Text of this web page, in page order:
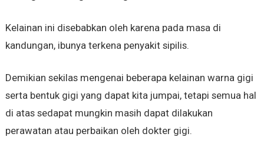
Kelainan ini disebabkan oleh karena pada masa di
kandungan, ibunya terkena penyakit sipilis.
Demikian sekilas mengenai beberapa kelainan warna gigi
serta bentuk gigi yang dapat kita jumpai, tetapi semua hal
di atas sedapat mungkin masih dapat dilakukan
perawatan atau perbaikan oleh dokter gigi.